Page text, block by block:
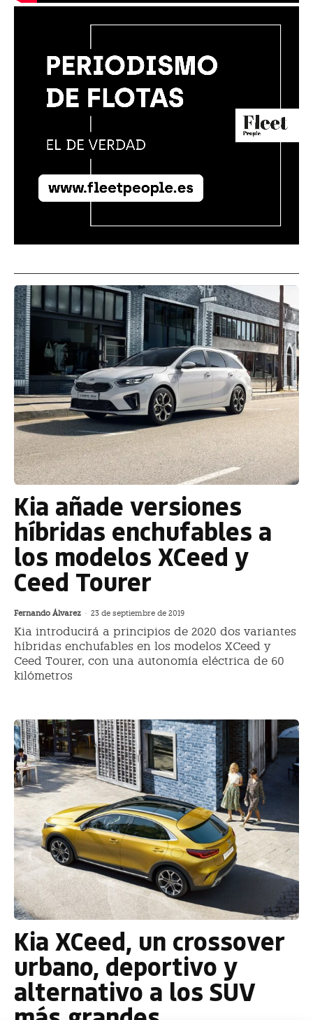
Kia añade versiones
híbridas enchufables a
los modelos XCeed y
Ceed Tourer
Fernando Álvarez - 23 de septiembre de 2019
Kia introducirá a principios de 2020 dos variantes
híbridas enchufables en los modelos XCeed y
Ceed Tourer, con una autonomía eléctrica de 60
kilómetros
Kia XCeed, un crossover
urbano, deportivo y
alternativo a los SUV